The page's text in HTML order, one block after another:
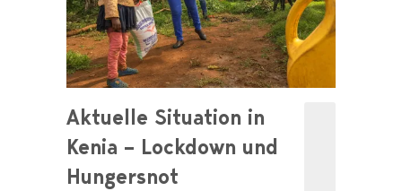
Aktuelle Situation in
Kenia – Lockdown und
Hungersnot